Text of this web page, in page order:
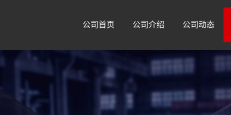
公司首页 公司介绍 公司动态